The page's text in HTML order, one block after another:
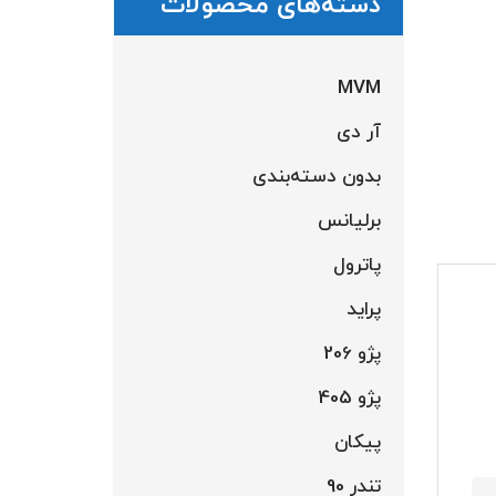
MVM
آر دی
بدون دسته‌بندی
برلیانس
پاترول
پراید
پژو 206
پژو 405
پیکان
تندر 90